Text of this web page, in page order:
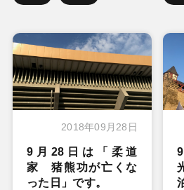
2018年09月28日
9月28日は「柔道
家 猪熊功が亡くな
った日」です。